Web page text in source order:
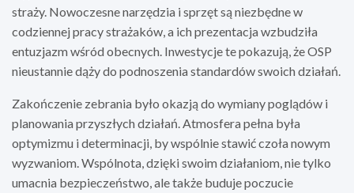
straży. Nowoczesne narzędzia i sprzęt są niezbędne w
codziennej pracy strażaków, a ich prezentacja wzbudziła
entuzjazm wśród obecnych. Inwestycje te pokazują, że OSP
nieustannie dąży do podnoszenia standardów swoich działań.
Zakończenie zebrania było okazją do wymiany poglądów i
planowania przyszłych działań. Atmosfera pełna była
optymizmu i determinacji, by wspólnie stawić czoła nowym
wyzwaniom. Wspólnota, dzięki swoim działaniom, nie tylko
umacnia bezpieczeństwo, ale także buduje poczucie